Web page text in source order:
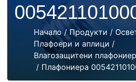
Начало/Продукти /
Плафоери и аплици /
Влагозащитени
/ Плафониера